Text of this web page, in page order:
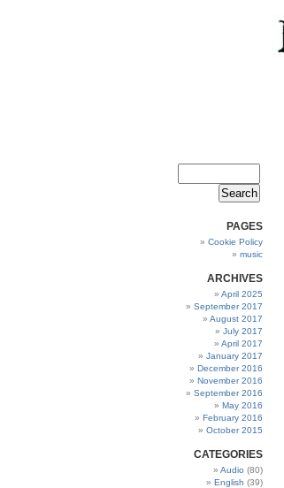
PAGES
Cookie Policy
music
ARCHIVES
April 2025
September 2017
August 2017
July 2017
April 2017
January 2017
December 2016
November 2016
September 2016
May 2016
February 2016
October 2015
CATEGORIES
Audio (80)
English (39)